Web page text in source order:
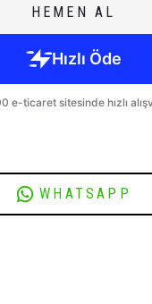
HEMEN AL
WHATSAPP